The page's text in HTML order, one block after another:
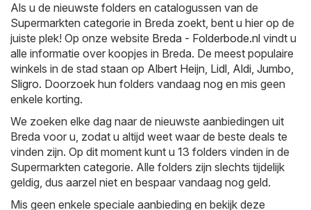
Als u de nieuwste folders en catalogussen van de
Supermarkten categorie in Breda zoekt, bent u hier op de
juiste plek! Op onze website Breda - Folderbode.nl vindt u
alle informatie over koopjes in Breda. De meest populaire
winkels in de stad staan op Albert Heijn, Lidl, Aldi, Jumbo,
Sligro. Doorzoek hun folders vandaag nog en mis geen
enkele korting.
We zoeken elke dag naar de nieuwste aanbiedingen uit
Breda voor u, zodat u altijd weet waar de beste deals te
vinden zijn. Op dit moment kunt u 13 folders vinden in de
Supermarkten categorie. Alle folders zijn slechts tijdelijk
geldig, dus aarzel niet en bespaar vandaag nog geld.
Mis geen enkele speciale aanbieding en bekijk deze